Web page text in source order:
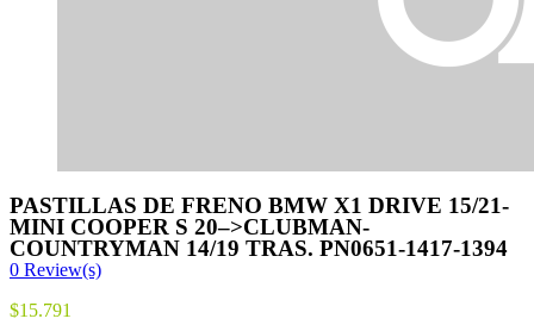
PASTILLAS DE FRENO BMW X1 DRIVE 15/21-
MINI COOPER S 20–>CLUBMAN-
COUNTRYMAN 14/19 TRAS. PN0651-1417-1394
0 Review(s)
$15.791